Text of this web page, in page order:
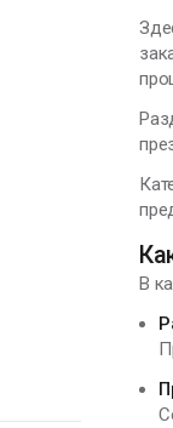
В